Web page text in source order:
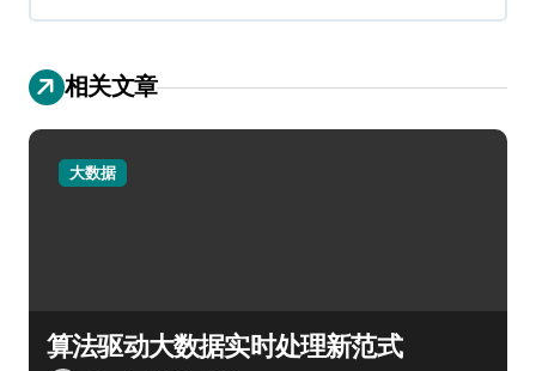
相关文章
大数据
算法驱动大数据实时处理新范式